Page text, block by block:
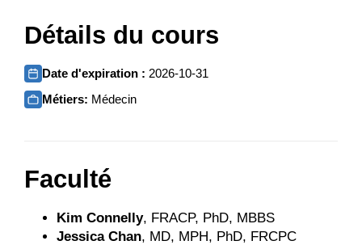
Détails du cours
Date d'expiration : 2026-10-31
Métiers: Médecin
Faculté
Kim Connelly, FRACP, PhD, MBBS
Jessica Chan, MD, MPH, PhD, FRCPC